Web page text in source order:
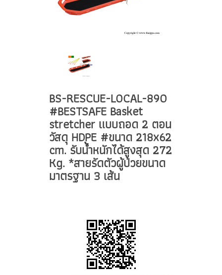
BS-RESCUE-LOCAL-890
#BESTSAFE Basket
stretcher แบบถอด 2 ตอน
วัสดุ HDPE #ขนาด 218x62
cm. รับน้ำหนักได้สูงสุด 272
Kg. *สายรัดตัวผู้ป่วยขนาด
มาตรฐาน 3 เส้น